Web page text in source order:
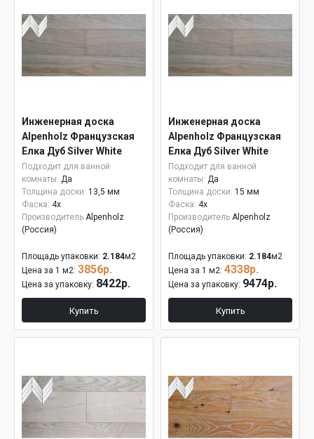
Инженерная доска
Alpenholz Французская
Елка Дуб Silver White
Подходит для ванной
комнаты: Да
Толщина доски: 13,5 мм
Фаска: 4x
Производитель Alpenholz
(Россия)
Площадь упаковки: 2.184м2
Цена за 1 м2: 3856р.
Цена за упаковку: 8422р.
Купить
Инженерная доска
Alpenholz Французская
Елка Дуб Silver White
15мм
Подходит для ванной
комнаты: Да
Толщина доски: 15 мм
Фаска: 4x
Производитель Alpenholz
(Россия)
Площадь упаковки: 2.184м2
Цена за 1 м2: 4338р.
Цена за упаковку: 9474р.
Купить